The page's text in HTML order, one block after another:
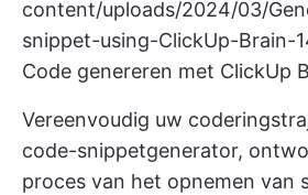
content/uploads/2024/03/
snippet-using-ClickUp-Brain-
Code genereren met ClickUp
Vereenvoudig uw
code-snippetgenerator,
proces van het opnemen van